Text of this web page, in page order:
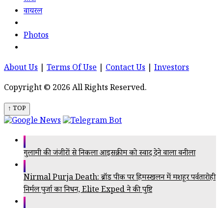
वायरल
Photos
About Us Terms Of Use Contact Us
Investors
Copyright © 2026 All Rights Reserved.
↑ TOP
गुलामी की जंजीरों से निकला आइसक्रीम को स्वाद देने वाला वनीला
Nirmal Purja Death: ब्रॉड पीक पर हिमस्खलन में मशहूर पर्वतारोही
निर्मल पुर्जा का निधन, Elite Exped ने की पुष्टि